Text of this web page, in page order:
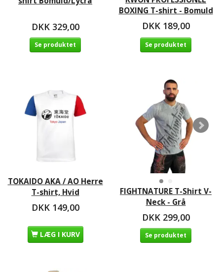
DKK 329,00
Se produktet
BOXING T-shirt - Bomuld
DKK 189,00
Se produktet
TOKAIDO AKA / AO Herre
T-shirt, Hvid
DKK 149,00
LÆG I KURV
FIGHTNATURE T-Shirt V-
Neck - Grå
DKK 299,00
Se produktet